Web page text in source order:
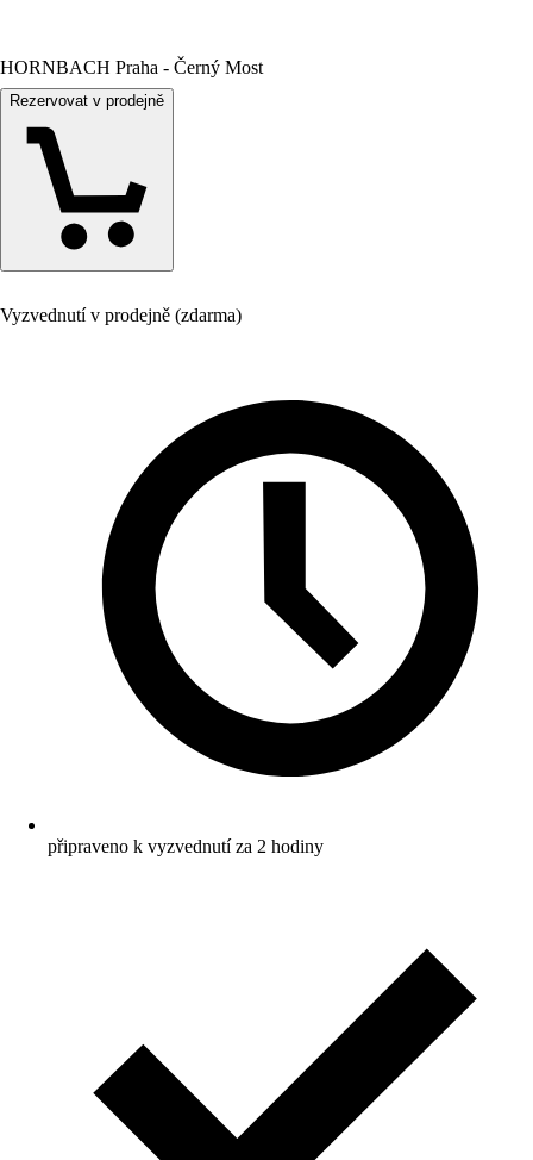
HORNBACH Praha - Černý Most
Rezervovat v prodejně
Vyzvednutí v prodejně (zdarma)
připraveno k vyzvednutí za 2 hodiny